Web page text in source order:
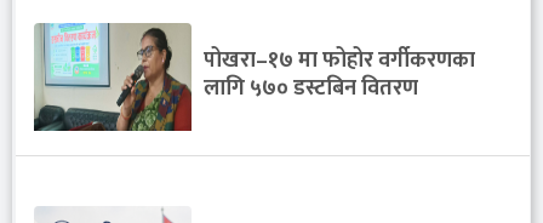
पोखरा–१७ मा फोहोर वर्गीकरणका
लागि ५७० डस्टबिन वितरण